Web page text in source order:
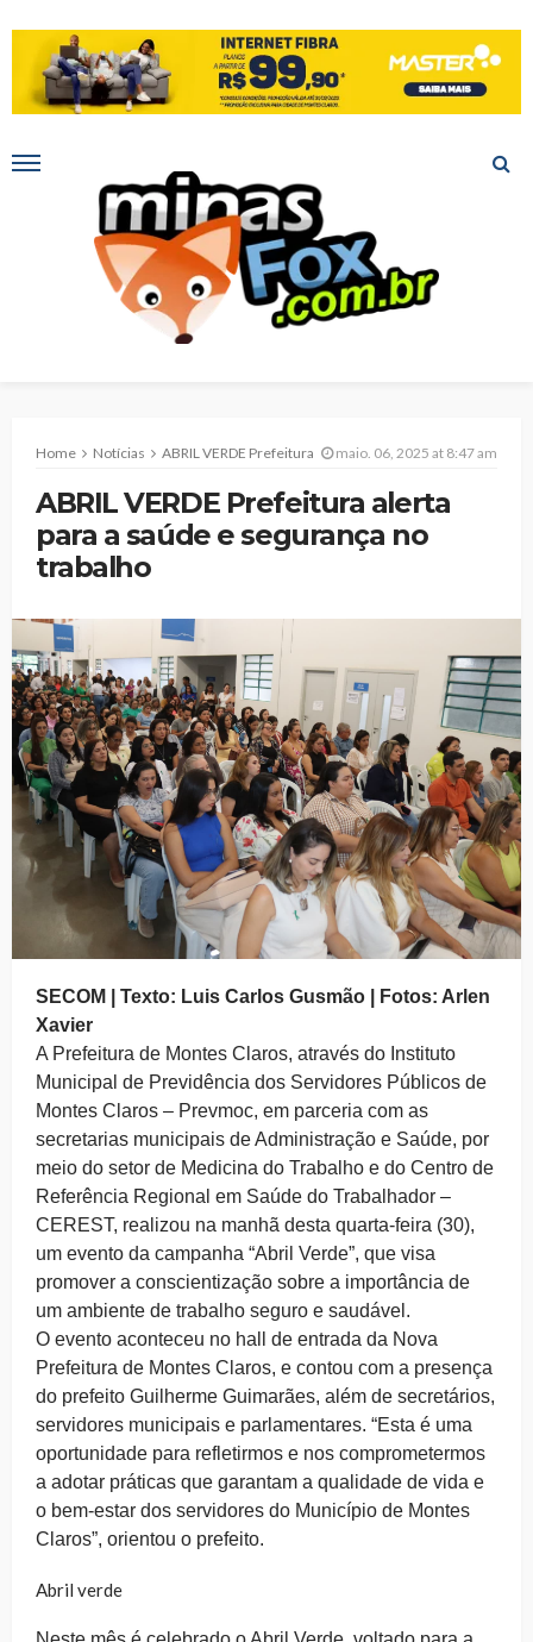
Home Notícias ABRIL VERDE Prefeitura alerta para a saúde e segurança no trabalho
maio. 06, 2025 at 8:47 am
ABRIL VERDE Prefeitura alerta
para a saúde e segurança no
trabalho
SECOM | Texto: Luis Carlos Gusmão | Fotos: Arlen
Xavier
A Prefeitura de Montes Claros, através do Instituto
Municipal de Previdência dos Servidores Públicos de
Montes Claros – Prevmoc, em parceria com as
secretarias municipais de Administração e Saúde, por
meio do setor de Medicina do Trabalho e do Centro de
Referência Regional em Saúde do Trabalhador –
CEREST, realizou na manhã desta quarta-feira (30),
um evento da campanha “Abril Verde”, que visa
promover a conscientização sobre a importância de
um ambiente de trabalho seguro e saudável.
O evento aconteceu no hall de entrada da Nova
Prefeitura de Montes Claros, e contou com a presença
do prefeito Guilherme Guimarães, além de secretários,
servidores municipais e parlamentares. “Esta é uma
oportunidade para refletirmos e nos comprometermos
a adotar práticas que garantam a qualidade de vida e
o bem-estar dos servidores do Município de Montes
Claros”, orientou o prefeito.
Abril verde